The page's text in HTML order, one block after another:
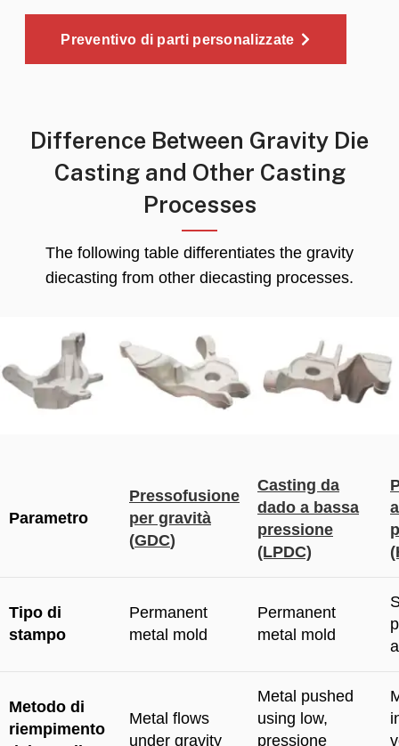
Preventivo di parti personalizzate
Difference Between Gravity Die
Casting and Other Casting
Processes
The following table differentiates the gravity
diecasting from other diecasting processes.
Parametro
Pressofusione
per gravità
(GDC)
Casting da
dado a bassa
pressione
(LPDC)
Tipo di
stampo
Permanent
metal mold
Permanent
metal mold
Metodo di
riempimento
Metal flows
under gravity
Metal pushed
using low,
pressione